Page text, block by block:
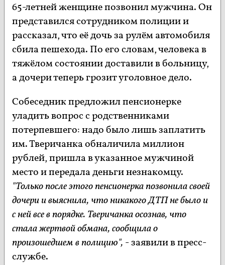
65-летней женщине позвонил мужчина. Он
представился сотрудником полиции и
рассказал, что её дочь за рулём автомобиля
сбила пешехода. По его словам, человека в
тяжёлом состоянии доставили в больницу,
а дочери теперь грозит уголовное дело.
Собеседник предложил пенсионерке
уладить вопрос с родственниками
потерпевшего: надо было лишь заплатить
им. Тверичанка обналичила миллион
рублей, пришла в указанное мужчиной
место и передала деньги незнакомцу.
"Только после этого пенсионерка позвонила своей
дочери и выяснила, что никакого ДТП не было и
с ней все в порядке. Тверичанка осознав, что
стала жертвой обмана, сообщила о
произошедшем в полицию", - заявили в пресс-
службе.